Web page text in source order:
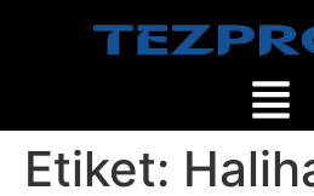
Etiket: